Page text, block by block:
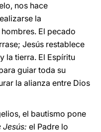
nos hace
la
El pecado
Jesús restablece
la tierra. El Espíritu
guiar toda su
la alianza entre Dios
el bautismo pone
el Padre lo